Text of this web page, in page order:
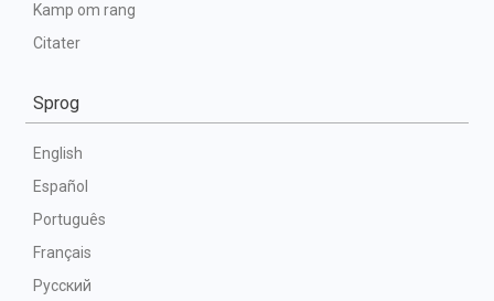
Kamp om rang
Citater
Sprog
English
Español
Português
Français
Русский